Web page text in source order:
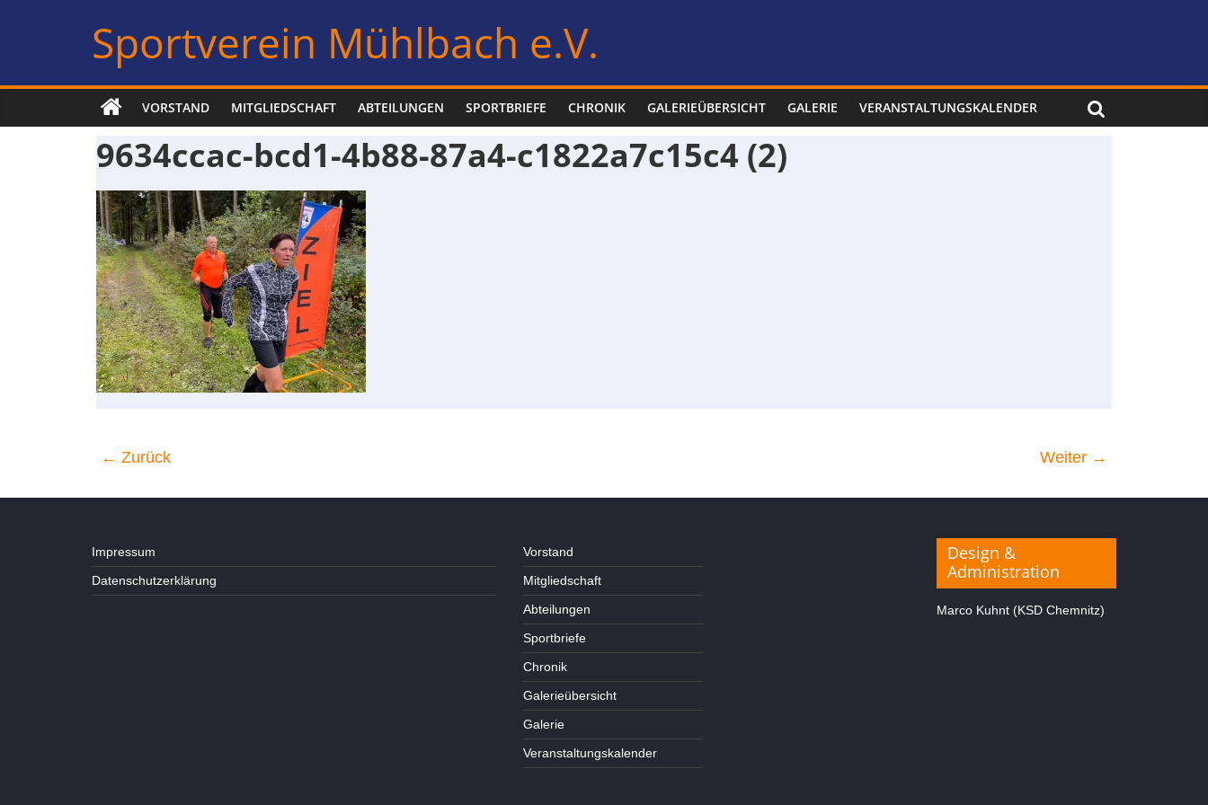
Sportverein Mühlbach e.V.
VORSTAND MITGLIEDSCHAFT ABTEILUNGEN SPORTBRIEFE CHRONIK GALERIEÜBERSICHT GALERIE VERANSTALTUNGSKALENDER
9634ccac-bcd1-4b88-87a4-c1822a7c15c4 (2)
← Zurück Weiter →
Impressum
Datenschutzerklärung
Vorstand
Mitgliedschaft
Abteilungen
Sportbriefe
Chronik
Galerieübersicht
Galerie
Veranstaltungskalender
Design &
Administration
Marco Kuhnt (KSD Chemnitz)